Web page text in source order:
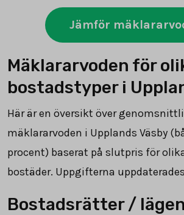
Jämför
Mäklararvoden för
bostadstyper i
Här är en översikt över
mäklararvoden i Upplands Väsby
procent) baserat på slutpris för
bostäder. Uppgifterna
Bostadsrätter /